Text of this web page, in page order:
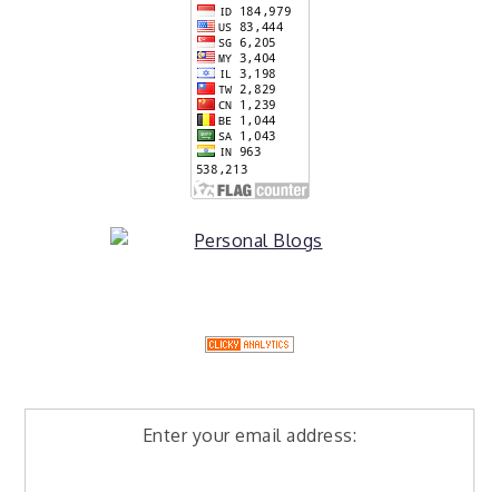
Enter your email address: